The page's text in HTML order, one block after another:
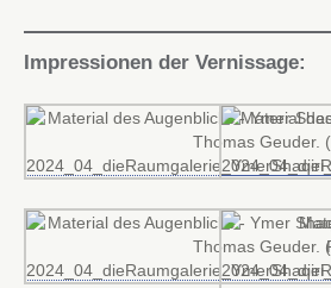
Impressionen der Vernissage: